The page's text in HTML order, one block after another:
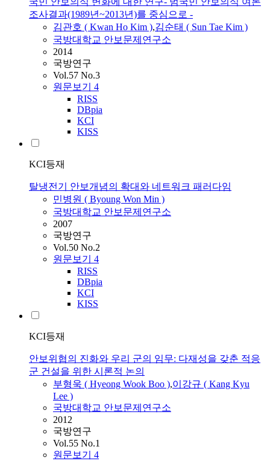
조사결과(1989년~2013년)를 중심으로 -
김관호 ( Kwan Ho Kim ),김순태 ( Sun Tae Kim )
국방대학교 안보문제연구소
2014
국방연구
Vol.57 No.3
원문보기 4
RISS
DBpia
KCI
KISS
KCI등재
탈냉전기 안보개념의 확대와 네트워크 패러다임
민병원 ( Byoung Won Min )
국방대학교 안보문제연구소
2007
국방연구
Vol.50 No.2
원문보기 4
RISS
DBpia
KCI
KISS
KCI등재
안보위협의 진화와 우리 군의 임무: 다재성을 갖춘 적응
군 건설을 위한 시론적 논의
부형욱 ( Hyeong Wook Boo ),이강규 ( Kang Kyu
Lee )
국방대학교 안보문제연구소
2012
국방연구
Vol.55 No.1
원문보기 4